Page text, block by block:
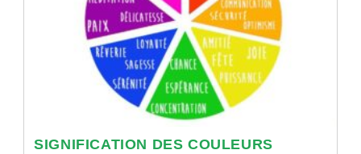
3
LEÇONS
SIGNIFICATION DES COULEURS